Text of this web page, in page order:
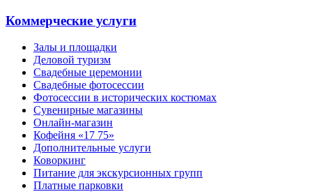
Коммерческие услуги
Залы и площадки
Деловой туризм
Свадебные церемонии
Свадебные фотосессии
Фотосессии в исторических костюмах
Сувенирные магазины
Онлайн-магазин
Кофейня «17 75»
Дополнительные услуги
Коворкинг
Питание для экскурсионных групп
Платные парковки